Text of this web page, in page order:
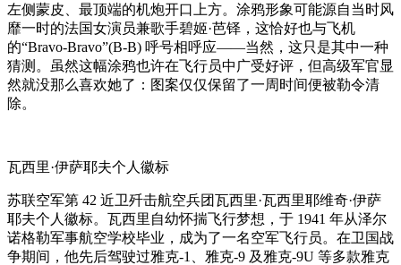
左侧蒙皮、最顶端的机炮开口上方。涂鸦形象可能源自当时风
靡一时的法国女演员兼歌手碧姬·芭铎，这恰好也与飞机
的“Bravo-Bravo”(B-B) 呼号相呼应——当然，这只是其中一种
猜测。虽然这幅涂鸦也许在飞行员中广受好评，但高级军官显
然就没那么喜欢她了：图案仅仅保留了一周时间便被勒令清
除。
瓦西里·伊萨耶夫个人徽标
苏联空军第 42 近卫歼击航空兵团瓦西里·瓦西里耶维奇·伊萨
耶夫个人徽标。瓦西里自幼怀揣飞行梦想，于 1941 年从泽尔
诺格勒军事航空学校毕业，成为了一名空军飞行员。在卫国战
争期间，他先后驾驶过雅克-1、雅克-9 及雅克-9U 等多款雅克